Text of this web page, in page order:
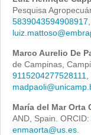
Pesquisa
5839043594908917
Marco Aurelio De
de Campinas,
9115204277528111
María del Mar Orta
AND, Spain. ORCID:
enmaorta@us.es